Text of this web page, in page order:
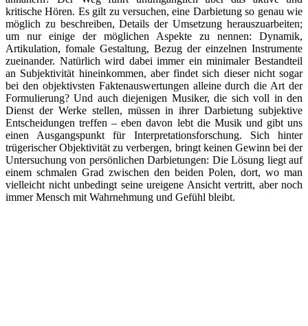
kritische Hören. Es gilt zu versuchen, eine Darbietung so genau wie
möglich zu beschreiben, Details der Umsetzung herauszuarbeiten;
um nur einige der möglichen Aspekte zu nennen: Dynamik,
Artikulation, fomale Gestaltung, Bezug der einzelnen Instrumente
zueinander. Natürlich wird dabei immer ein minimaler Bestandteil
an Subjektivität hineinkommen, aber findet sich dieser nicht sogar
bei den objektivsten Faktenauswertungen alleine durch die Art der
Formulierung? Und auch diejenigen Musiker, die sich voll in den
Dienst der Werke stellen, müssen in ihrer Darbietung subjektive
Entscheidungen treffen – eben davon lebt die Musik und gibt uns
einen Ausgangspunkt für Interpretationsforschung. Sich hinter
trügerischer Objektivität zu verbergen, bringt keinen Gewinn bei der
Untersuchung von persönlichen Darbietungen: Die Lösung liegt auf
einem schmalen Grad zwischen den beiden Polen, dort, wo man
vielleicht nicht unbedingt seine ureigene Ansicht vertritt, aber noch
immer Mensch mit Wahrnehmung und Gefühl bleibt.